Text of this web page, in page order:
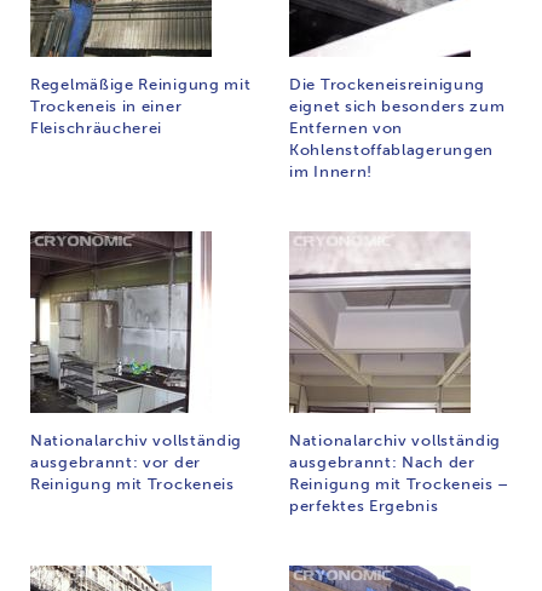
Regelmäßige Reinigung mit
Trockeneis in einer
Fleischräucherei
Die Trockeneisreinigung
eignet sich besonders zum
Entfernen von
Kohlenstoffablagerungen
im Innern!
Nationalarchiv vollständig
ausgebrannt: vor der
Reinigung mit Trockeneis
Nationalarchiv vollständig
ausgebrannt: Nach der
Reinigung mit Trockeneis –
perfektes Ergebnis